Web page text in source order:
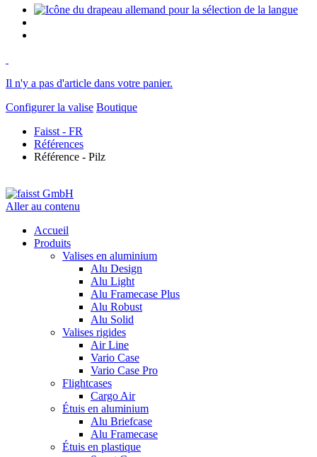
Il n'y a pas d'article dans votre panier.
Configurer la valise Boutique
Faisst - FR
Références
Référence - Pilz
Aller au contenu
Accueil
Produits
Valises en aluminium
Alu Design
Alu Light
Alu Framecase Plus
Alu Robust
Alu Solid
Valises rigides
Air Line
Vario Case
Vario Case Pro
Flightcases
Cargo Air
Étuis en aluminium
Alu Briefcase
Alu Framecase
Étuis en plastique